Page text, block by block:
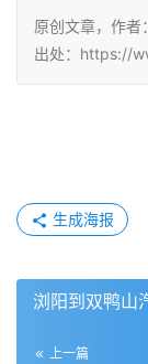
原创文章，作者
出处：https://
生成海报
浏阳到双鸭山
上一篇